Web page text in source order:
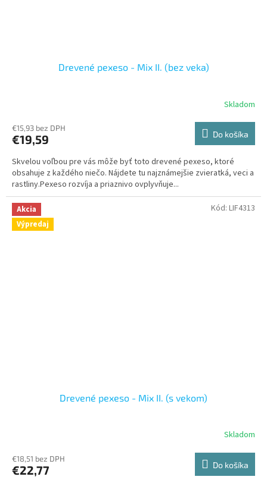
Drevené pexeso - Mix II. (bez veka)
Skladom
€15,93 bez DPH
€19,59 Do košíka
Skvelou voľbou pre vás môže byť toto drevené pexeso, ktoré
obsahuje z každého niečo. Nájdete tu najznámejšie zvieratká, veci a
rastliny.Pexeso rozvíja a priaznivo ovplyvňuje...
Akcia
Výpredaj
Drevené pexeso - Mix II. (s vekom)
Skladom
€18,51 bez DPH
€22,77 Do košíka
Kód: LIF4313